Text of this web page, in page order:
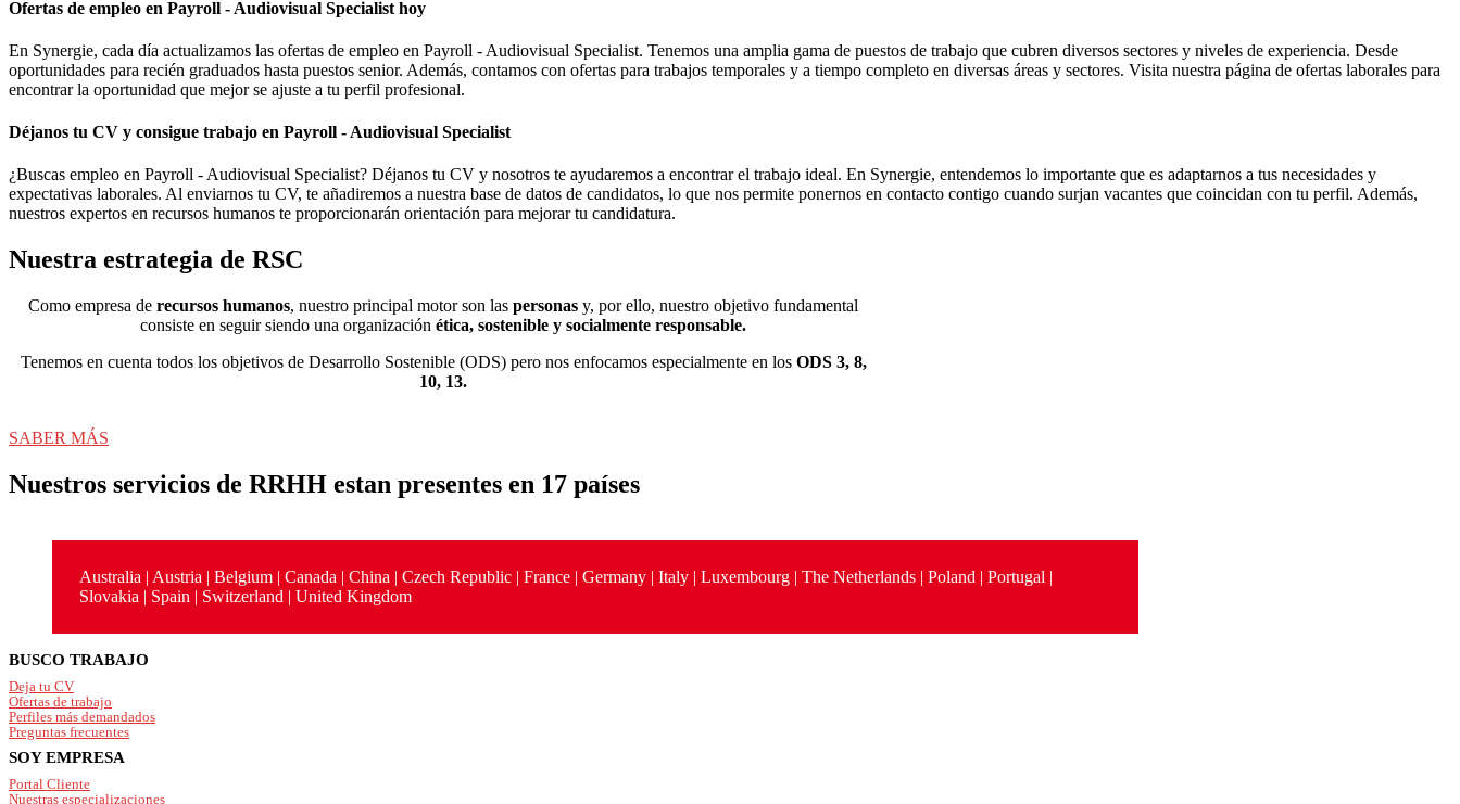
Ofertas de empleo en Payroll - Audiovisual Specialist hoy
En Synergie, cada día actualizamos las ofertas de empleo en Payroll - Audiovisual Specialist. Tenemos una amplia gama de puestos de trabajo que cubren diversos sectores y niveles de experiencia. Desde
oportunidades para recién graduados hasta puestos senior. Además, contamos con ofertas para trabajos temporales y a tiempo completo en diversas áreas y sectores. Visita nuestra página de ofertas laborales para
encontrar la oportunidad que mejor se ajuste a tu perfil profesional.
Déjanos tu CV y consigue trabajo en Payroll - Audiovisual Specialist
¿Buscas empleo en Payroll - Audiovisual Specialist? Déjanos tu CV y nosotros te ayudaremos a encontrar el trabajo ideal. En Synergie, entendemos lo importante que es adaptarnos a tus necesidades y
expectativas laborales. Al enviarnos tu CV, te añadiremos a nuestra base de datos de candidatos, lo que nos permite ponernos en contacto contigo cuando surjan vacantes que coincidan con tu perfil. Además,
nuestros expertos en recursos humanos te proporcionarán orientación para mejorar tu candidatura.
Nuestra estrategia de RSC
Como empresa de recursos humanos, nuestro principal motor son las personas y, por ello, nuestro objetivo fundamental
consiste en seguir siendo una organización ética, sostenible y socialmente responsable.
Tenemos en cuenta todos los objetivos de Desarrollo Sostenible (ODS) pero nos enfocamos especialmente en los ODS 3, 8,
10, 13.
SABER MÁS
Nuestros servicios de RRHH estan presentes en 17 países
Australia | Austria | Belgium | Canada | China | Czech Republic | France | Germany | Italy | Luxembourg | The Netherlands | Poland | Portugal |
Slovakia | Spain | Switzerland | United Kingdom
Footer
BUSCO TRABAJO
Deja tu CV
Ofertas de trabajo
Perfiles más demandados
Preguntas frecuentes
SOY EMPRESA
Portal Cliente
Nuestras especializaciones